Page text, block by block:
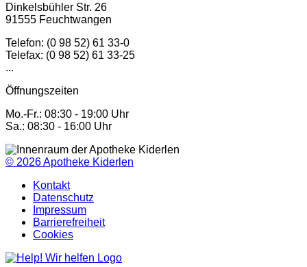
Dinkelsbühler Str. 26
91555 Feuchtwangen
Telefon: (0 98 52) 61 33-0
Telefax: (0 98 52) 61 33-25
...
Öffnungszeiten
Mo.-Fr.: 08:30 - 19:00 Uhr
Sa.: 08:30 - 16:00 Uhr
© 2026Apotheke Kiderlen
Kontakt
Datenschutz
Impressum
Barrierefreiheit
Cookies